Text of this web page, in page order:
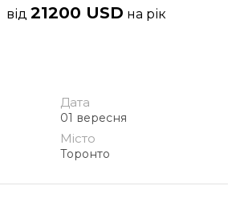
від21200 USD на рік
Дата
01 вересня
Місто
Торонто